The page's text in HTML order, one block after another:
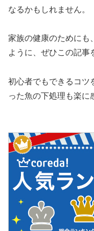
なるかもしれません。
家族の健康のためにも
ように、ぜひこの記事
初心者でもできるコツ
った魚の下処理も楽に